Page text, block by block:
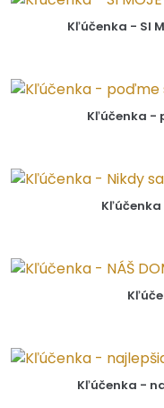
Kľúčenka - SI
Kľúčenka -
Kľúčenka -